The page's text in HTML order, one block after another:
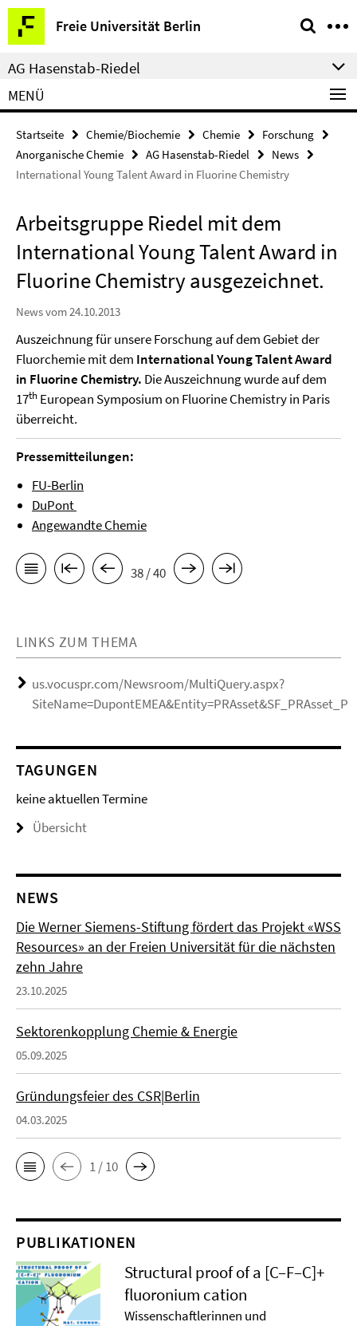
Springe
direkt
zu
Inhalt
Freie Universität Berlin
Service-
Navigation
AG Hasenstab-Riedel
MENÜ
Startseite Chemie/Biochemie Chemie
Forschung
Anorganische Chemie
AG Hasenstab-Riedel
News
International Young Talent Award in Fluorine Chemistry
Arbeitsgruppe Riedel mit dem
International Young Talent Award in
Fluorine Chemistry ausgezeichnet.
News vom 24.10.2013
Auszeichnung für unsere Forschung auf dem Gebiet der
Fluorchemie mit dem International Young Talent Award
in Fluorine Chemistry. Die Auszeichnung wurde auf dem
17th European Symposium on Fluorine Chemistry in Paris
überreicht.
Pressemitteilungen:
FU-Berlin
DuPont
Angewandte Chemie
38 / 40
LINKS ZUM THEMA
us.vocuspr.com/Newsroom/MultiQuery.aspx?
TAGUNGEN
keine aktuellen Termine
Übersicht
NEWS
Die Werner Siemens-Stiftung fördert das Projekt «WSS
Resources» an der Freien Universität für die nächsten
zehn Jahre
23.10.2025
Sektorenkopplung Chemie & Energie
05.09.2025
Gründungsfeier des CSR|Berlin
04.03.2025
1 / 10
PUBLIKATIONEN
Structural proof of a [C–F–C]+
ﬂuoronium cation
Wissenschaftlerinnen und